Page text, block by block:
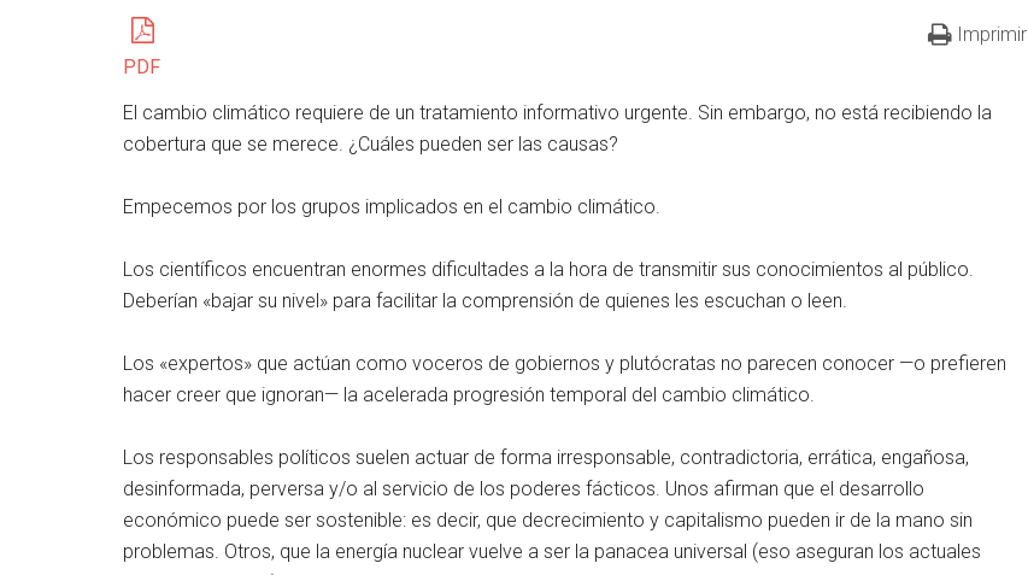
PDF
Imprimir
El cambio climático requiere de un tratamiento informativo urgente. Sin embargo, no está recibiendo la
cobertura que se merece. ¿Cuáles pueden ser las causas?
Empecemos por los grupos implicados en el cambio climático.
Los científicos encuentran enormes dificultades a la hora de transmitir sus conocimientos al público.
Deberían «bajar su nivel» para facilitar la comprensión de quienes les escuchan o leen.
Los «expertos» que actúan como voceros de gobiernos y plutócratas no parecen conocer —o prefieren
hacer creer que ignoran— la acelerada progresión temporal del cambio climático.
Los responsables políticos suelen actuar de forma irresponsable, contradictoria, errática, engañosa,
desinformada, perversa y/o al servicio de los poderes fácticos. Unos afirman que el desarrollo
económico puede ser sostenible: es decir, que decrecimiento y capitalismo pueden ir de la mano sin
problemas. Otros, que la energía nuclear vuelve a ser la panacea universal (eso aseguran los actuales